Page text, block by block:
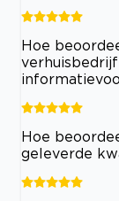
Hoe
Hoe
geleverde